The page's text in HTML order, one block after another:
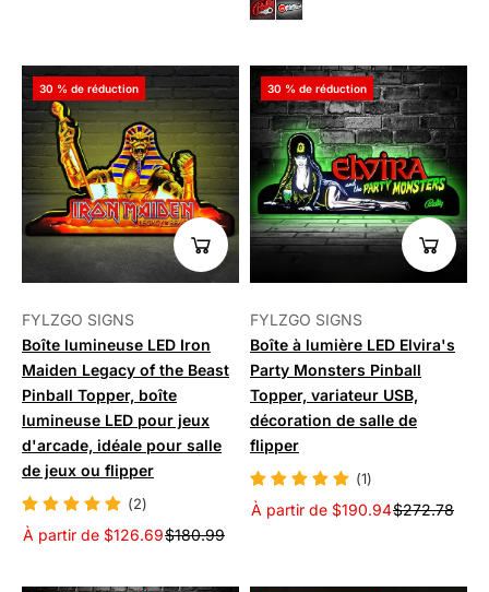
30 % de réduction
FYLZGO SIGNS
Boîte lumineuse LED Iron
Maiden Legacy of the Beast
Pinball Topper, boîte
lumineuse LED pour jeux
d'arcade, idéale pour salle
de jeux ou flipper
(2)
À partir de $126.69$180.99
30 % de réduction
FYLZGO SIGNS
Boîte à lumière LED Elvira's
Party Monsters Pinball
Topper, variateur USB,
décoration de salle de
flipper
(1)
À partir de $190.94$272.78